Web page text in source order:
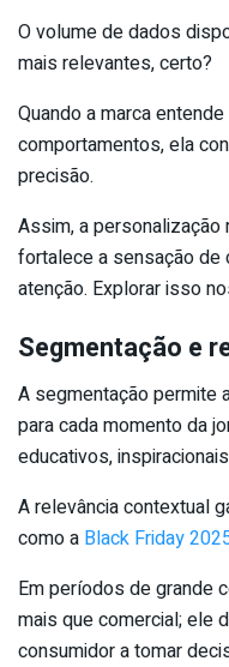
O volume de dados
mais relevantes, certo?
Quando a marca
comportamentos, ela
precisão.
Assim, a personalização
fortalece a sensação de
atenção. Explorar isso
Segmentação e
A segmentação permite
para cada momento da
educativos,
A relevância contextual
como a Black Friday
Em períodos de grande
mais que comercial; ele
consumidor a tomar